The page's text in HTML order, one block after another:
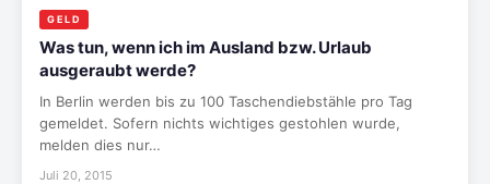
GELD
Was tun, wenn ich im Ausland bzw. Urlaub
ausgeraubt werde?
In Berlin werden bis zu 100 Taschendiebstähle pro Tag
gemeldet. Sofern nichts wichtiges gestohlen wurde,
melden dies nur…
Juli 20, 2015